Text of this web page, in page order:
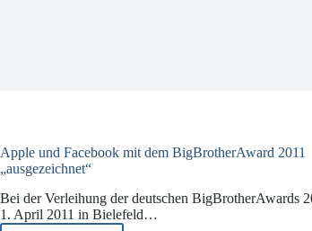
Apple und Facebook mit dem BigBrotherAward 2011
„ausgezeichnet“
Bei der Verleihung der deutschen BigBrotherAwards
1. April 2011 in Bielefeld…